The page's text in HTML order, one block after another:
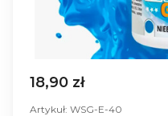
18,90 zł
Artykuł: WSG-E-40